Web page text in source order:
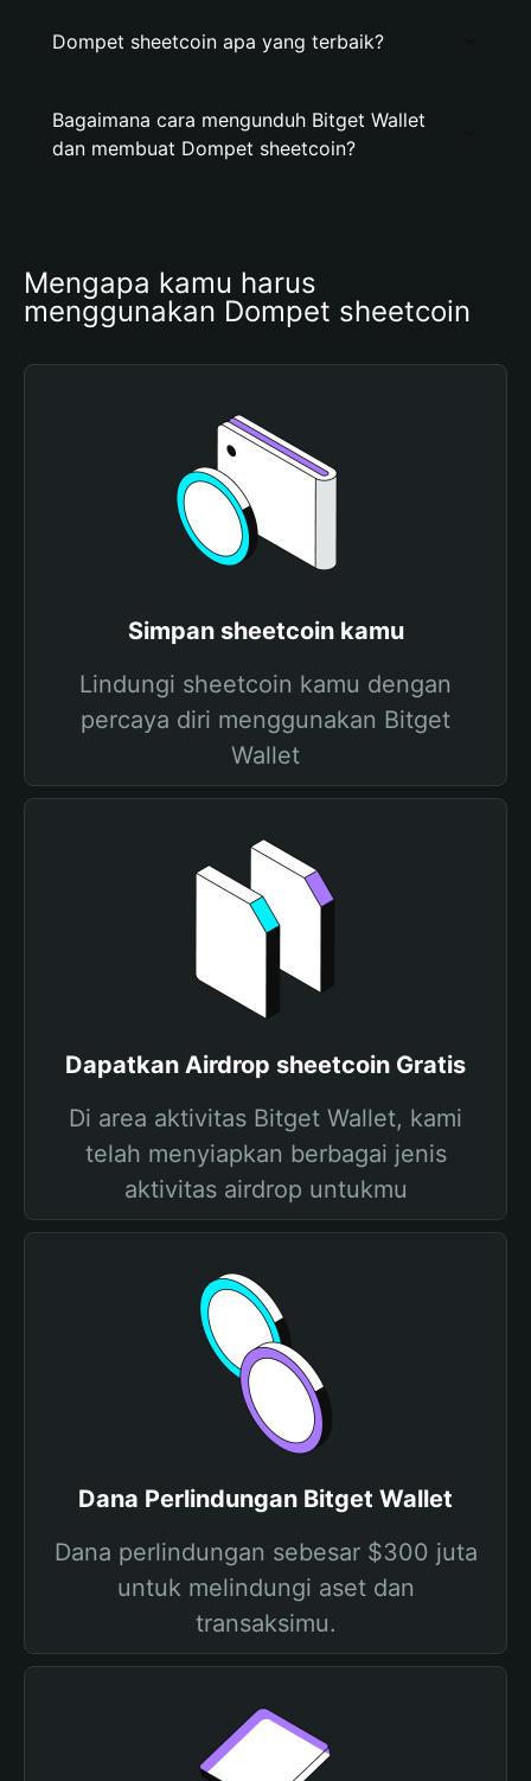
Dompet sheetcoin apa yang terbaik?
Bagaimana cara mengunduh Bitget Wallet
dan membuat Dompet sheetcoin?
Mengapa kamu harus
menggunakan Dompet sheetcoin
Simpan sheetcoin kamu
Lindungi sheetcoin kamu dengan
percaya diri menggunakan Bitget
Wallet
Dapatkan Airdrop sheetcoin Gratis
Di area aktivitas Bitget Wallet, kami
telah menyiapkan berbagai jenis
aktivitas airdrop untukmu
Dana Perlindungan Bitget Wallet
Dana perlindungan sebesar $300 juta
untuk melindungi aset dan
transaksimu.